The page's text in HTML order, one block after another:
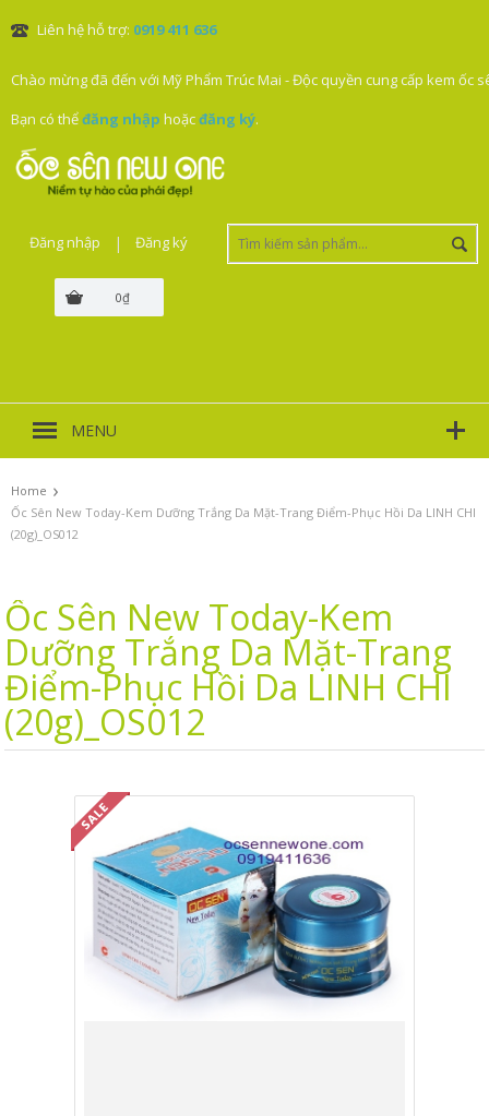
Liên hệ hỗ trợ: 0919 411 636
Chào mừng đã đến với Mỹ Phẩm Trúc Mai - Độc quyền cung cấp kem ốc
Bạn có thểđăng nhập hoặcđăng ký.
0₫
Đăng nhập | Đăng ký
MENU
Home ›
Ốc Sên New Today-Kem Dưỡng Trắng Da Mặt-Trang Điểm-Phục Hồi Da LINH CHI
(20g)_OS012
Ốc Sên New Today-Kem
Dưỡng Trắng Da Mặt-Trang
Điểm-Phục Hồi Da LINH CHI
(20g)_OS012